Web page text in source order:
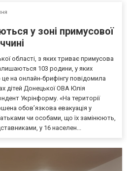
у зоні примусової
області, з яких триває примусова
103 родини, у яких
на онлайн-брифінгу повідомила
дітей Донецької ОВА Юлія
Укрінформу. «На території
обов’язкова евакуація у
чи особами, що їх замінюють,
у 16 населен...